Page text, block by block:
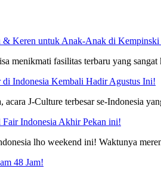
Keren untuk Anak-Anak di Kempinski
menikmati fasilitas terbaru yang
di Indonesia Kembali Hadir Agustus Ini!
J-Culture terbesar se-Indonesia
Indonesia Akhir Pekan ini!
lho weekend ini! Waktunya
48 Jam!